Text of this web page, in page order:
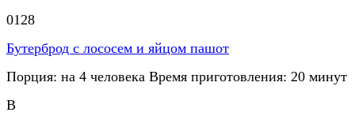
0128
Бутерброд с лососем и яйцом пашот
Порция: на 4 человека Время приготовления: 20 минут
В